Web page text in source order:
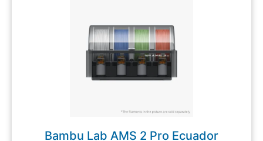
Bambu Lab AMS 2 Pro Ecuador